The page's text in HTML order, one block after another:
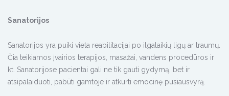
Sanatorijos
Sanatorijos yra puiki vieta reabilitacijai po ilgalaikių ligų ar traumų.
Čia teikiamos įvairios terapijos, masažai, vandens procedūros ir
kt. Sanatorijose pacientai gali ne tik gauti gydymą, bet ir
atsipalaiduoti, pabūti gamtoje ir atkurti emocinę pusiausvyrą.